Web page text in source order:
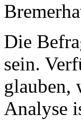
Die
sein.
glauben,
Analyse